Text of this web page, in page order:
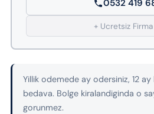
0532 419
+ Ucretsiz
Yillik odemede ay odersiniz, 12
bedava. Bolge kiralandiginda o
gorunmez.